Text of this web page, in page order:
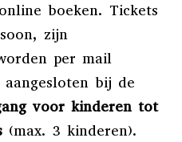
boeken. Tickets
zijn
per mail
aangesloten bij de
voor kinderen tot
(max. 3 kinderen).